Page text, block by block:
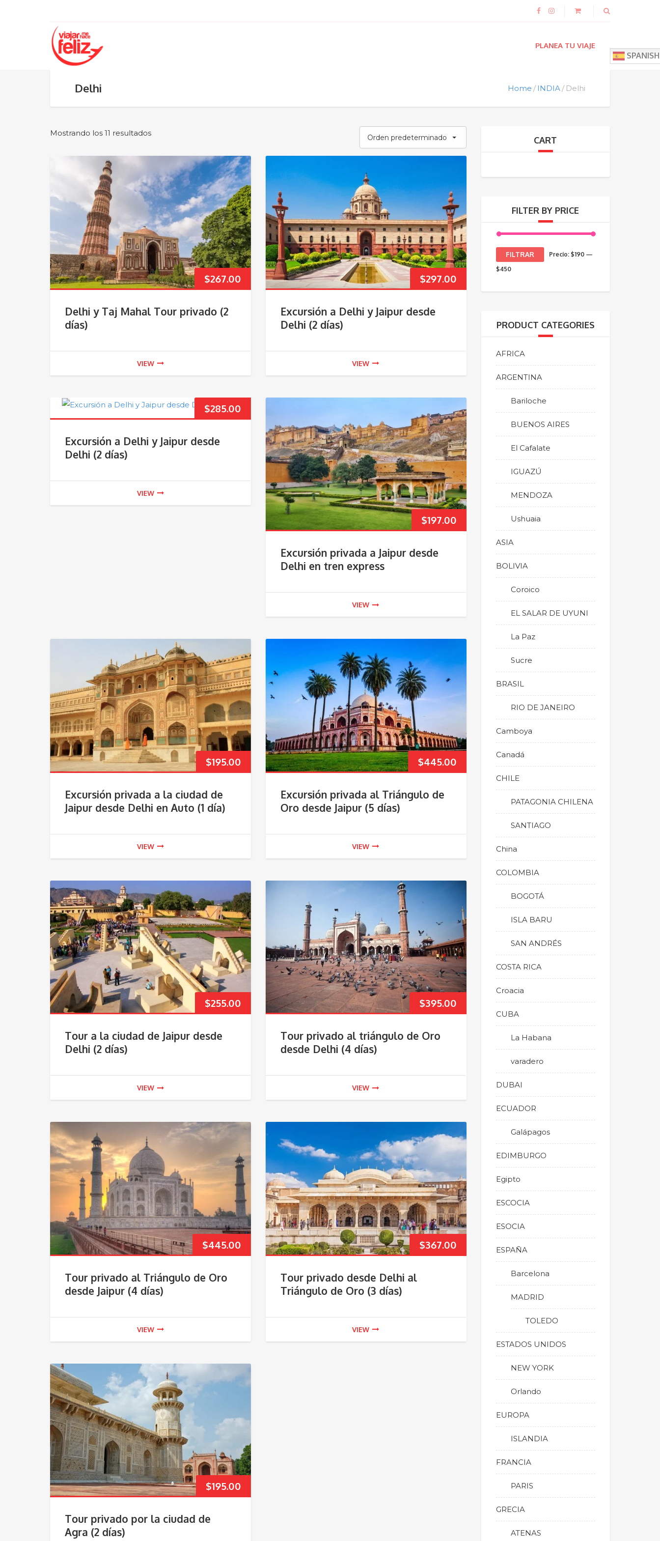
PLANEA TU VIAJE
SPANISH
Delhi Home INDIA Delhi
Mostrando los 11 resultados Orden predeterminado
$267.00
Delhi y Taj Mahal Tour privado (2
días)
VIEW
$297.00
Excursión a Delhi y Jaipur desde
Delhi (2 días)
VIEW
$285.00
Excursión a Delhi y Jaipur desde
Delhi (2 días)
VIEW
$197.00
Excursión privada a Jaipur desde
Delhi en tren express
VIEW
$195.00
Excursión privada a la ciudad de
Jaipur desde Delhi en Auto (1 día)
VIEW
$445.00
Excursión privada al Triángulo de
Oro desde Jaipur (5 días)
VIEW
$255.00
Tour a la ciudad de Jaipur desde
Delhi (2 días)
VIEW
$395.00
Tour privado al triángulo de Oro
desde Delhi (4 días)
VIEW
$445.00
Tour privado al Triángulo de Oro
desde Jaipur (4 días)
VIEW
$367.00
Tour privado desde Delhi al
Triángulo de Oro (3 días)
VIEW
$195.00
Tour privado por la ciudad de
Agra (2 días)
CART
FILTER BY PRICE
Precio
mínimo
Precio
máximo
FILTRAR Precio: $190—
$450
PRODUCT CATEGORIES
AFRICA
ARGENTINA
Bariloche
BUENOS AIRES
El Cafalate
IGUAZÚ
MENDOZA
Ushuaia
ASIA
BOLIVIA
Coroico
EL SALAR DE UYUNI
La Paz
Sucre
BRASIL
RIO DE JANEIRO
Camboya
Canadá
CHILE
PATAGONIA CHILENA
SANTIAGO
China
COLOMBIA
BOGOTÁ
ISLA BARU
SAN ANDRÉS
COSTA RICA
Croacia
CUBA
La Habana
varadero
DUBAI
ECUADOR
Galápagos
EDIMBURGO
Egipto
ESCOCIA
ESOCIA
ESPAÑA
Barcelona
MADRID
TOLEDO
ESTADOS UNIDOS
NEW YORK
Orlando
EUROPA
ISLANDIA
FRANCIA
PARIS
GRECIA
ATENAS